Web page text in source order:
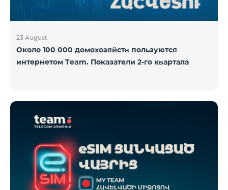
23 August
Около 100 000 домохозяйств пользуются
интернетом Team. Показатели 2-го квартала